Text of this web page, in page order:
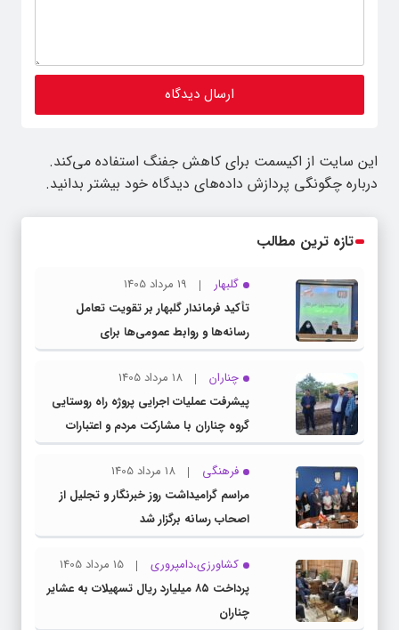
این سایت از اکیسمت برای کاهش جفنگ استفاده می‌کند.
درباره چگونگی پردازش داده‌های دیدگاه خود بیشتر بدانید.
تازه ترین مطالب
گلبهار
19 مرداد 1405
تأکید فرماندار گلبهار بر تقویت تعامل
رسانه‌ها و روابط عمومی‌ها برای
اطلاع‌رسانی شفاف
چناران
18 مرداد 1405
پیشرفت عملیات اجرایی پروژه راه روستایی
گروه چناران با مشارکت مردم و اعتبارات
دولتی
فرهنگی
18 مرداد 1405
مراسم گرامیداشت روز خبرنگار و تجلیل از
اصحاب رسانه برگزار شد
کشاورزی،دامپروری
15 مرداد 1405
پرداخت ۸۵ میلیارد ریال تسهیلات به عشایر
چناران